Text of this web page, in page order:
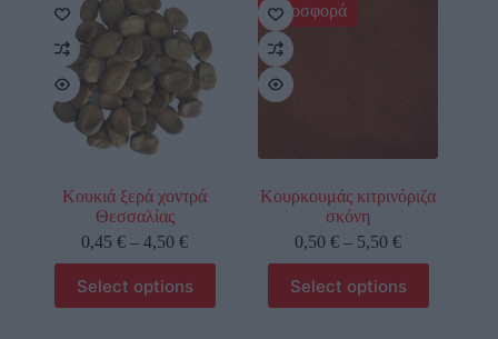
Κουκιά ξερά χοντρά
Θεσσαλίας
0,45€ – 4,50€
Select options
Προσφορά
Κουρκουμάς κιτρινόριζα
σκόνη
0,50€ – 5,50€
Select options